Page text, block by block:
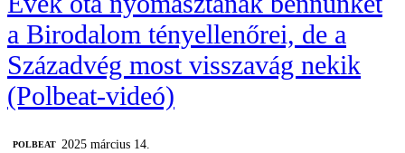
a Birodalom tényellenőrei, de a
Századvég most visszavág nekik
(Polbeat-videó)
‎POLBEAT 2025 március 14.